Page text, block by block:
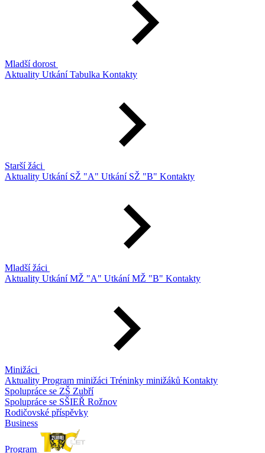
Mladší dorost
Aktuality UtkáníTabulka Kontakty
Starší žáci
Aktuality Utkání SŽ "A" Utkání SŽ "B" Kontakty
Mladší žáci
Aktuality Utkání MŽ "A" Utkání MŽ "B" Kontakty
Minižáci
Aktuality Program minižáci Tréninky minižáků Kontakty
Spolupráce se ZŠ Zubří
Spolupráce se SŠIEŘ Rožnov
Rodičovské příspěvky
Business
Program